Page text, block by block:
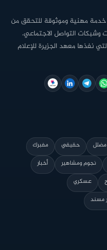
مهنية وموثوقة للتحقق من
وشبكات التواصل الاجتماعي.
نفذها معهد الجزيرة للإعلام
مضلل حقيقي
مفبرك
نجوم ومشاهير
أخبار
عسكري
مسند